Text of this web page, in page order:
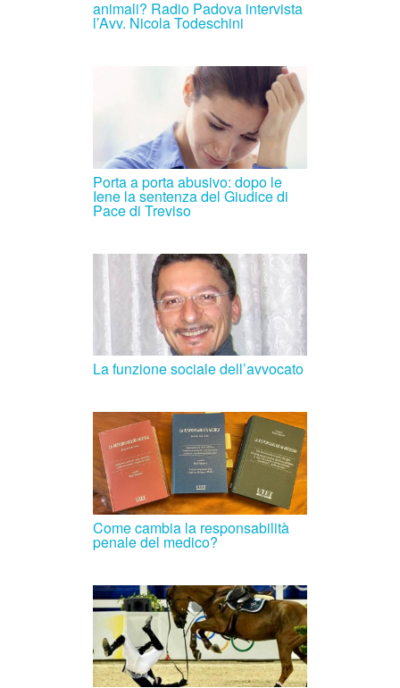
animali? Radio Padova intervista
l’Avv. Nicola Todeschini
Porta a porta abusivo: dopo le
Iene la sentenza del Giudice di
Pace di Treviso
La funzione sociale dell’avvocato
Come cambia la responsabilità
penale del medico?